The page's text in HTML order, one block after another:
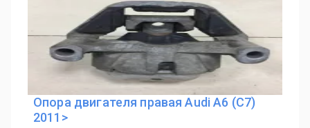
Опора двигателя правая Audi A6 (C7)
2011>